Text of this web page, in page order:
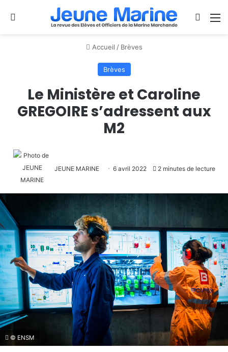
Se connecter
Accueil / Brèves
Brèves
Le Ministère et Caroline
GREGOIRE s’adressent aux
M2
JEUNE MARINE 6 avril 2022 2 minutes de lecture
© ENSM